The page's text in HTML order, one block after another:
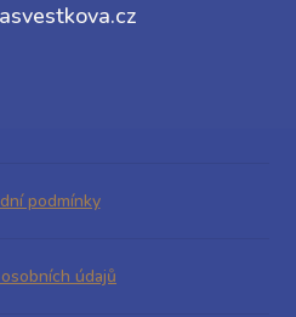
podmínky
údajů